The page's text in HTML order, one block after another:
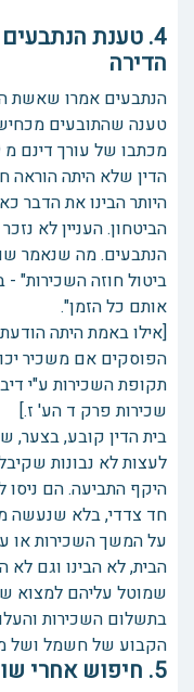
4. טענת
הדירה
הנתבעים אמרו שאשת
טענה שהתובעים
הדין שלא היתה
היותר הבינו את הדבר
הביטחון. העניין לא
הנתבעים. מה שנאמר
ביטול חוזה השכירות"
אותם כל הזמן".
[אילו באמת היתה
הפוסקים אם משכיר
תקופת השכירות ע"י
שכירות פרק ד הע' ז.]
בית הדין קובע, בצער,
לעצות לא נבונות
היקף התביעה. הם
חד צדדי, בלא שנעשה
על המשך השכירות או
הבית, לא הבינו וגם לא
שמוטל עליהם למצוא
בתשלום השכירות
הקבוע של חשמל ושל
5. חיפוש אחרי שוכרים חדשים